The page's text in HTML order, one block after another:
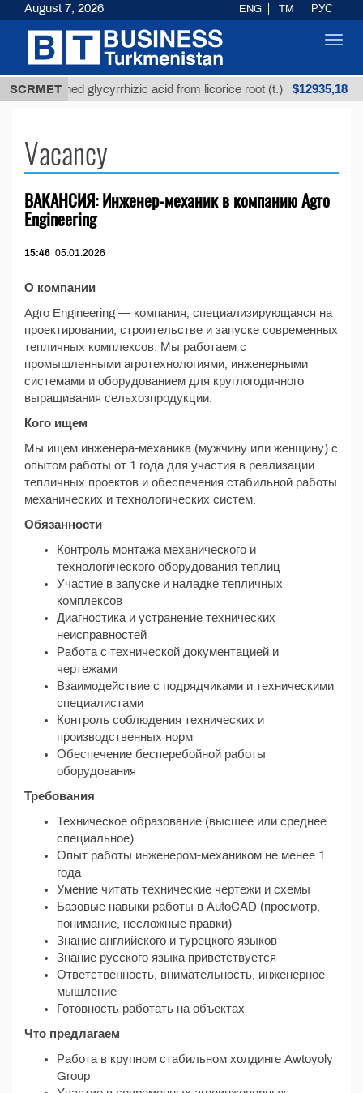
SCRMET
Unrefined glycyrrhizic acid from licorice root (t.) $12935,18
Vacancy
ВАКАНСИЯ: Инженер-механик в компанию Agro
Engineering
15:46 05.01.2026
О компании
Agro Engineering — компания, специализирующаяся на
проектировании, строительстве и запуске современных
тепличных комплексов. Мы работаем с
промышленными агротехнологиями, инженерными
системами и оборудованием для круглогодичного
выращивания сельхозпродукции.
Кого ищем
Мы ищем инженера-механика (мужчину или женщину) с
опытом работы от 1 года для участия в реализации
тепличных проектов и обеспечения стабильной работы
механических и технологических систем.
Обязанности
Контроль монтажа механического и
технологического оборудования теплиц
Участие в запуске и наладке тепличных
комплексов
Диагностика и устранение технических
неисправностей
Работа с технической документацией и
чертежами
Взаимодействие с подрядчиками и техническими
специалистами
Контроль соблюдения технических и
производственных норм
Обеспечение бесперебойной работы
оборудования
Требования
Техническое образование (высшее или среднее
специальное)
Опыт работы инженером-механиком не менее 1
года
Умение читать технические чертежи и схемы
Базовые навыки работы в AutoCAD (просмотр,
понимание, несложные правки)
Знание английского и турецкого языков
Знание русского языка приветствуется
Ответственность, внимательность, инженерное
мышление
Готовность работать на объектах
Что предлагаем
Работа в крупном стабильном холдинге Awtoyoly
Group
August 7, 2026 ENG TM РУС